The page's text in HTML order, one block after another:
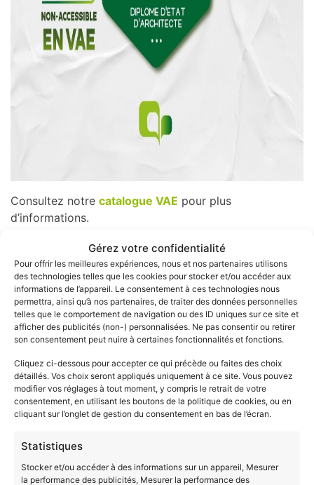
Gérez votre confidentialité
Pour offrir les meilleures expériences, nous et nos partenaires utilisons
des technologies telles que les cookies pour stocker et/ou accéder aux
informations de l’appareil. Le consentement à ces technologies nous
permettra, ainsi qu’à nos partenaires, de traiter des données personnelles
telles que le comportement de navigation ou des ID uniques sur ce site et
afficher des publicités (non-) personnalisées. Ne pas consentir ou retirer
son consentement peut nuire à certaines fonctionnalités et fonctions.
Cliquez ci-dessous pour accepter ce qui précède ou faites des choix
détaillés. Vos choix seront appliqués uniquement à ce site. Vous pouvez
modifier vos réglages à tout moment, y compris le retrait de votre
consentement, en utilisant les boutons de la politique de cookies, ou en
cliquant sur l’onglet de gestion du consentement en bas de l’écran.
Statistiques
Stocker et/ou accéder à des informations sur un appareil, Mesurer
la performance des publicités, Mesurer la performance des
Consultez notre catalogue VAE pour plus
d’informations.
De plus, vous pouvez vous rendre sur le site du
Répertoire National des Certifications
Professionnelles (RNCP).
La rubrique « Résumé du référentiel emploi et
éléments de compétences acquis » vous permettra de
prendre connaissance des caractéristiques du
diplôme.
D’autre part, cette étape vous permet de vérifier si le
diplôme que vous visez est bien inscrit au RNCP et
certifié.
Penchez vous par la suite sur le niveau de diplôme que
vous avez choisi, celui-ci doit correspondre au niveau
d’emploi et de responsabilité que vous avez occupés.